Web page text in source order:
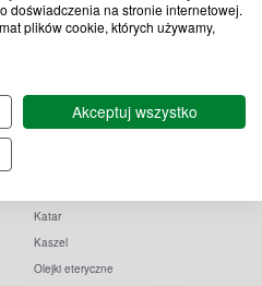
doświadczenia na stronie internetowej.
plików cookie, których używamy,
Akceptuj wszystko
Przeziębienie i grypa
Katar
Kaszel
Olejki eteryczne